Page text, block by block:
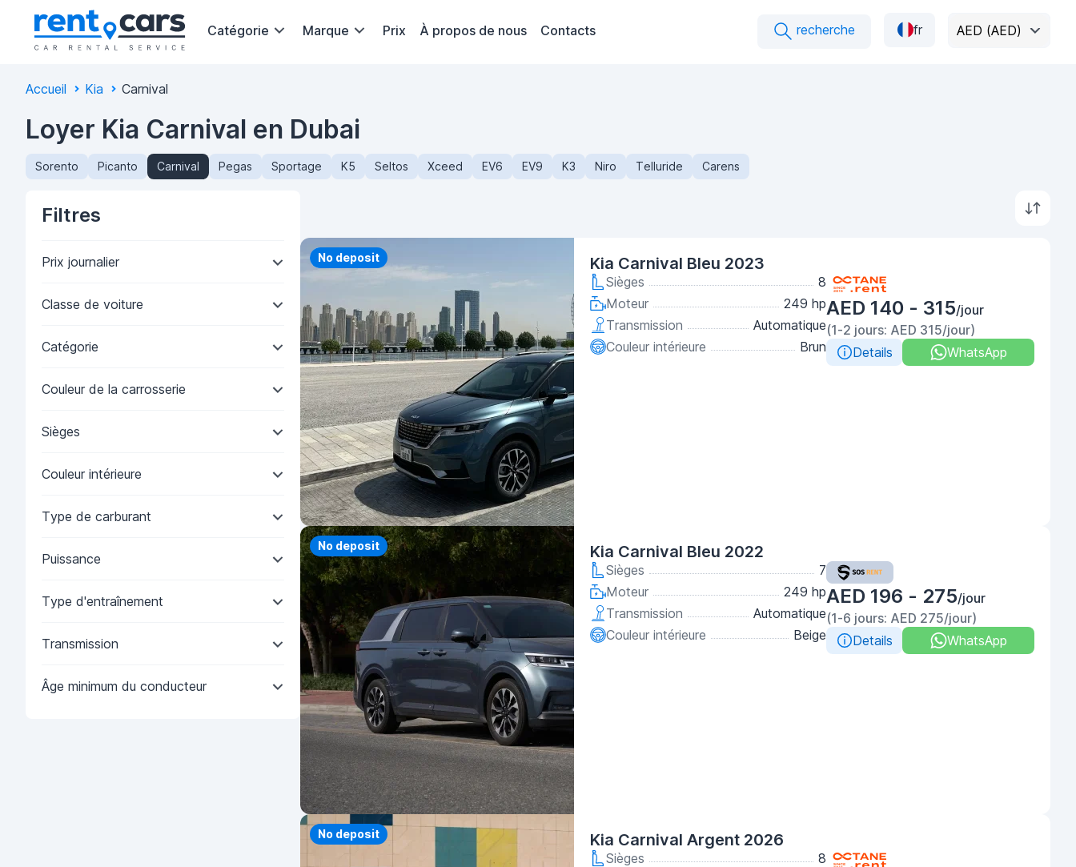
Catégorie Marque Prix À propos de nous Contacts recherche fr AED (AED)
Accueil Kia Carnival
Loyer Kia Carnival en Dubai
Sorento Picanto Carnival Pegas Sportage K5 Seltos Xceed EV6 EV9 K3 Niro Telluride Carens
Filtres
Prix journalier
Classe de voiture
Catégorie
Couleur de la carrosserie
Sièges
Couleur intérieure
Type de carburant
Puissance
Type d'entraînement
Transmission
Âge minimum du conducteur
Priority
No deposit Kia Carnival Bleu 2023
Sièges
8
Moteur
249 hp
Transmission
Automatique
Couleur intérieure
Brun
AED 140 - 315/jour
(1-2 jours: AED 315/jour)
Details
WhatsApp
No deposit Kia Carnival Bleu 2022
Sièges
7
Moteur
249 hp
Transmission
Automatique
Couleur intérieure
Beige
AED 196 - 275/jour
(1-6 jours: AED 275/jour)
Details
WhatsApp
No deposit Kia Carnival Argent 2026
Sièges
8